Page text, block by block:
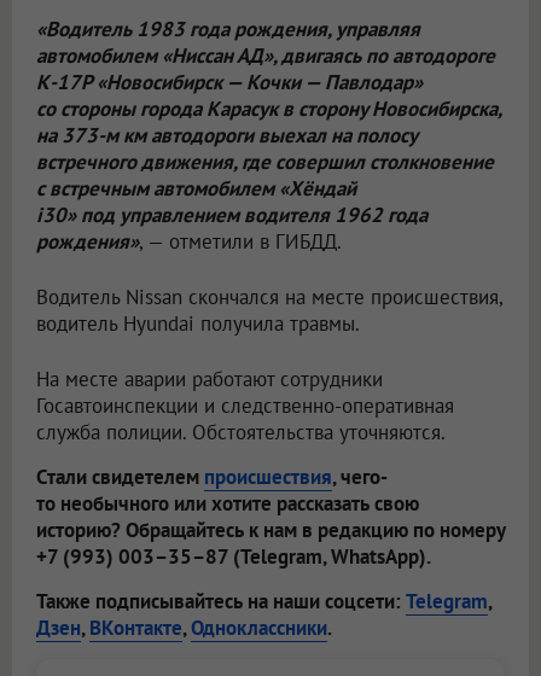
«Водитель 1983 года рождения, управляя
автомобилем «Ниссан АД», двигаясь по автодороге
К-17Р «Новосибирск — Кочки — Павлодар»
со стороны города Карасук в сторону Новосибирска,
на 373-м км автодороги выехал на полосу
встречного движения, где совершил столкновение
с встречным автомобилем «Хёндай
i30» под управлением водителя 1962 года
рождения», — отметили в ГИБДД.
Водитель Nissan скончался на месте происшествия,
водитель Hyundai получила травмы.
На месте аварии работают сотрудники
Госавтоинспекции и следственно-оперативная
служба полиции. Обстоятельства уточняются.
Стали свидетелем происшествия, чего-
то необычного или хотите рассказать свою
историю? Обращайтесь к нам в редакцию по номеру
+7 (993) 003–35–87 (Telegram, WhatsApp).
Также подписывайтесь на наши соцсети: Telegram,
Дзен,ВКонтакте,Одноклассники.